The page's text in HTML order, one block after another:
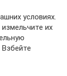
условиях.
их